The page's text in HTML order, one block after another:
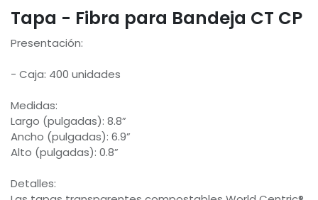
Tapa - Fibra para Bandeja CT CP
Presentación:
- Caja: 400 unidades
Medidas:
Largo (pulgadas): 8.8”
Ancho (pulgadas): 6.9”
Alto (pulgadas): 0.8”
Detalles: